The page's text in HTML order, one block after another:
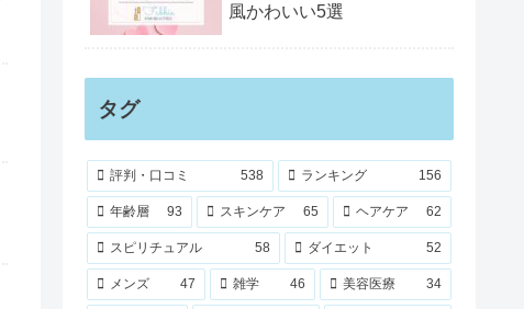
風かわいい5選
タグ
評判・口コミ 538 ランキング 156
年齢層 93 スキンケア 65 ヘアケア 62
スピリチュアル 58 ダイエット 52
メンズ 47 雑学 46 美容医療 34